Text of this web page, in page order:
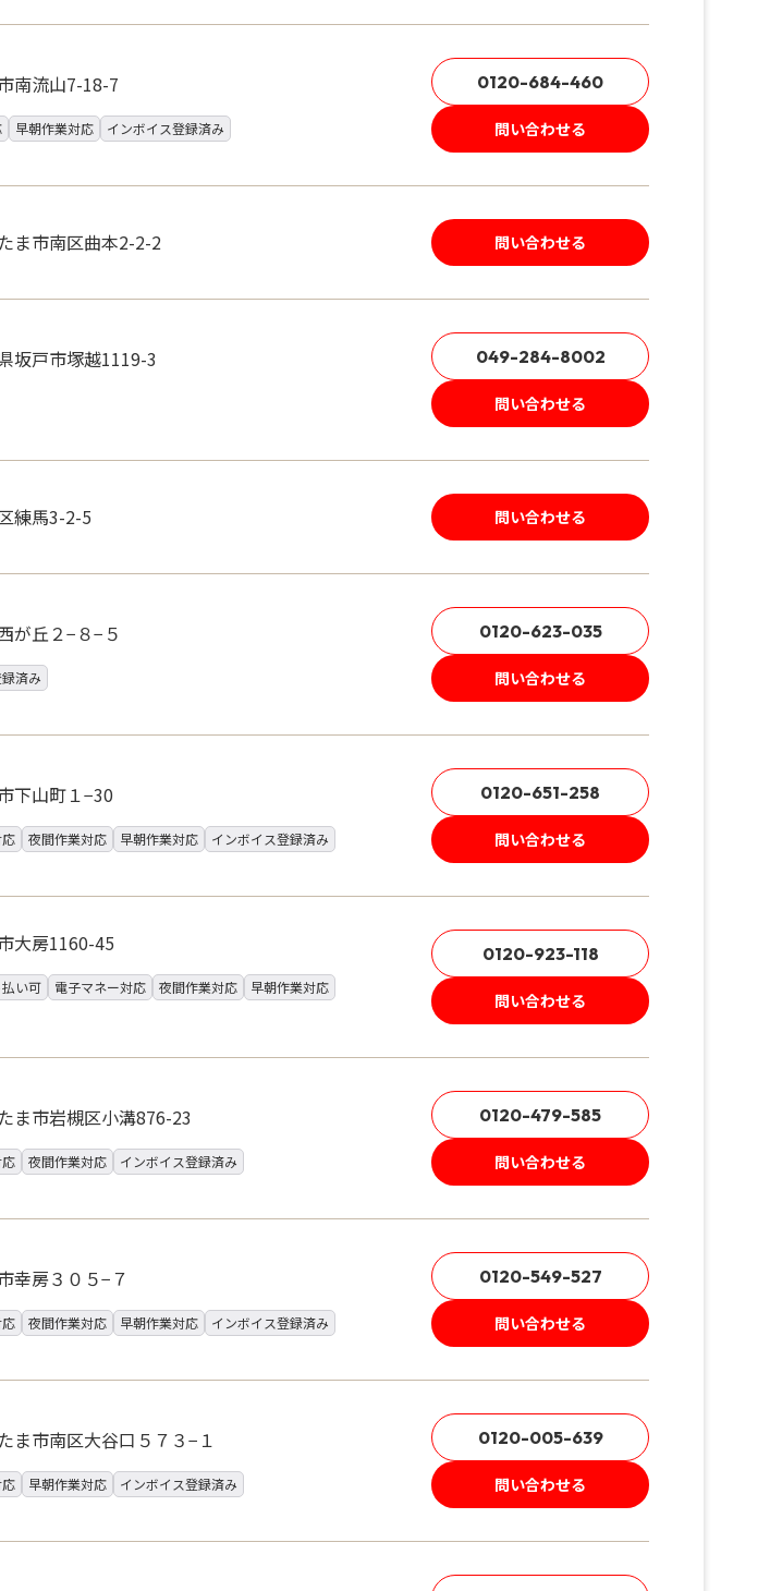
南流山7-18-7
早朝作業対応 インボイス登録済み
0120-684-460
問い合わせる
ま市南区曲本2-2-2 問い合わせる
坂戸市塚越1119-3 049-284-8002
問い合わせる
練馬3-2-5 問い合わせる
が丘２−８−５
済み
0120-623-035
問い合わせる
下山町１−30
夜間作業対応 早朝作業対応 インボイス登録済み
0120-651-258
問い合わせる
大房1160-45
い可 電子マネー対応 夜間作業対応
早朝作業対応
0120-923-118
問い合わせる
ま市岩槻区小溝876-23
夜間作業対応 インボイス登録済み
0120-479-585
問い合わせる
幸房３０５−７
夜間作業対応 早朝作業対応 インボイス登録済み
0120-549-527
問い合わせる
市南区大谷口５７３−１
早朝作業対応 インボイス登録済み
0120-005-639
問い合わせる